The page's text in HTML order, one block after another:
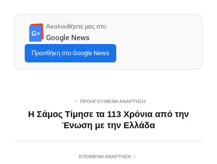
G≡
Ακολουθήστε μας στο
Google News
Προσθήκη στο Google News
ΠΡΟΗΓΟΎΜΕΝΗ ΑΝΆΡΤΗΣΗ
Η Σάμος Τίμησε τα 113 Χρόνια από την
Ένωση με την Ελλάδα
ΕΠΌΜΕΝΗ ΑΝΆΡΤΗΣΗ